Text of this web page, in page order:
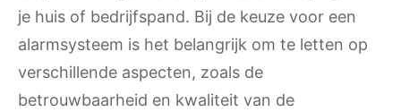
je huis of bedrijfspand. Bij de keuze voor een
alarmsysteem is het belangrijk om te letten op
verschillende aspecten, zoals de
betrouwbaarheid en kwaliteit van de